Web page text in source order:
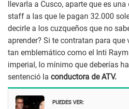
llevarla a Cusco, aparte que es
staff a las que le pagan 32.000
decirle a los cuzqueños que no
aprender? Si te contratan para
tan emblemático como el Inti
imperial, lo mínimo que deberías
sentenció la conductora de ATV.
PUEDES VER: